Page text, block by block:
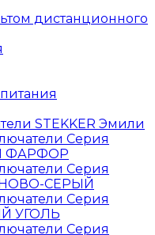
дистанционного
STEKKER Эмили
Серия
ФАРФОР
Серия
СЕРЫЙ
Серия
УГОЛЬ
Серия